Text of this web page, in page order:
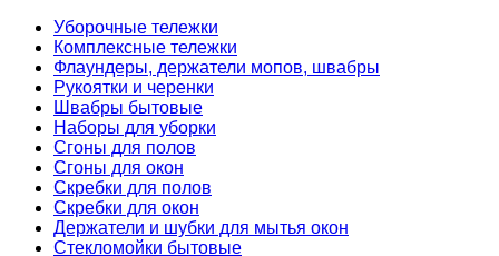
Уборочные тележки
Комплексные тележки
Флаундеры, держатели мопов, швабры
Рукоятки и черенки
Швабры бытовые
Наборы для уборки
Сгоны для полов
Сгоны для окон
Скребки для полов
Скребки для окон
Держатели и шубки для мытья окон
Стекломойки бытовые